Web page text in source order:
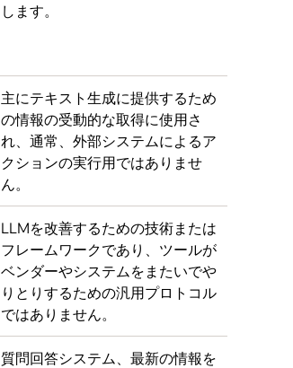
します。
主にテキスト生成に提供するため
の情報の受動的な取得に使用さ
れ、通常、外部システムによるア
クションの実行用ではありませ
ん。
LLMを改善するための技術または
フレームワークであり、ツールが
ベンダーやシステムをまたいでや
りとりするための汎用プロトコル
ではありません。
質問回答システム、最新の情報を